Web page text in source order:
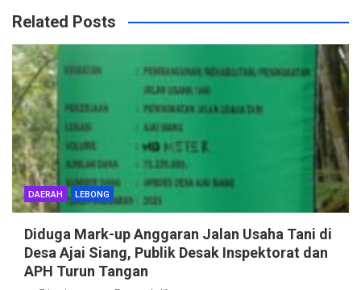
Related Posts
DAERAH LEBONG
Diduga Mark-up Anggaran Jalan Usaha Tani di
Desa Ajai Siang, Publik Desak Inspektorat dan
APH Turun Tangan